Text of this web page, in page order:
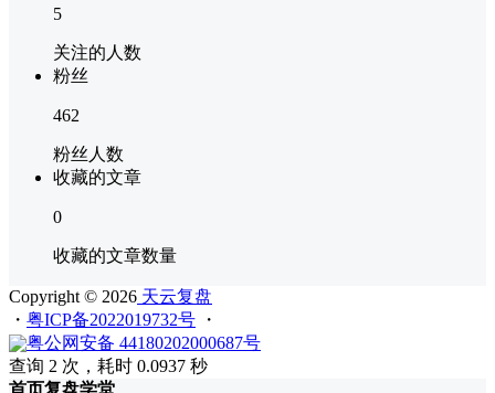
5
关注的人数
粉丝
462
粉丝人数
收藏的文章
0
收藏的文章数量
Copyright © 2026 天云复盘
・ 粤ICP备2022019732号
・
粤公网安备 44180202000687号
查询 2 次，耗时 0.0937 秒
首页复盘学堂